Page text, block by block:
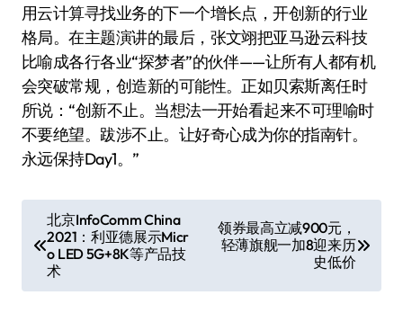
用云计算寻找业务的下一个增长点，开创新的行业
格局。在主题演讲的最后，张文翊把亚马逊云科技
比喻成各行各业“探梦者”的伙伴——让所有人都有机
会突破常规，创造新的可能性。正如贝索斯离任时
所说：“创新不止。当想法一开始看起来不可理喻时
不要绝望。跋涉不止。让好奇心成为你的指南针。
永远保持Day1。”
章
北京InfoComm China
2021：利亚德展示Micr
o LED 5G+8K等产品技
术
领券最高立减900元，
轻薄旗舰一加8迎来历
史低价